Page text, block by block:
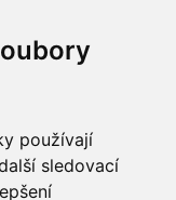
používají
sledovací